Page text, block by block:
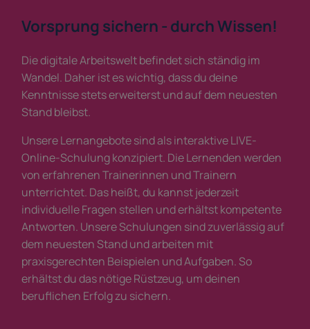
Vorsprung sichern - durch Wissen!
Die digitale Arbeitswelt befindet sich ständig im
Wandel. Daher ist es wichtig, dass du deine
Kenntnisse stets erweiterst und auf dem neuesten
Stand bleibst.
Unsere Lernangebote sind als interaktive LIVE-
Online-Schulung konzipiert. Die Lernenden werden
von erfahrenen Trainerinnen und Trainern
unterrichtet. Das heißt, du kannst jederzeit
individuelle Fragen stellen und erhältst kompetente
Antworten. Unsere Schulungen sind zuverlässig auf
dem neuesten Stand und arbeiten mit
praxisgerechten Beispielen und Aufgaben. So
erhältst du das nötige Rüstzeug, um deinen
beruflichen Erfolg zu sichern.